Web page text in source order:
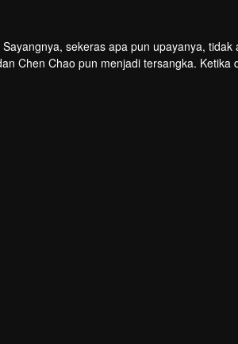
sekeras apa pun upayanya, tidak
Chen Chao pun menjadi tersangka. Ketika
satu karakter dari bukunya, yang menjadi
untuk mengakhiri hidupnya. Akankah Chen